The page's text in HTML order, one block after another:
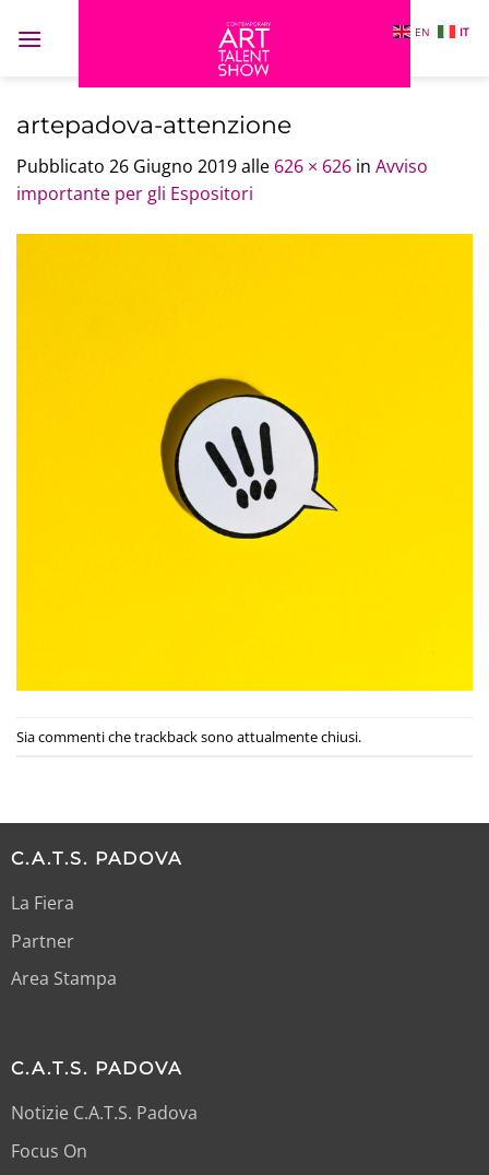
artepadova-attenzione
Pubblicato 26 Giugno 2019alle 626 × 626 in Avviso
importante per gli Espositori
Sia commenti che trackback sono attualmente chiusi.
C.A.T.S. PADOVA
La Fiera
Partner
Area Stampa
C.A.T.S. PADOVA
Notizie C.A.T.S. Padova
Focus On
EN IT